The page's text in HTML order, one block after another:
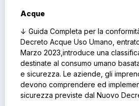
Acque
↓ Guida Completa per la
Decreto Acque Uso Umano,
Marzo 2023,introduce una
destinate al consumo umano
e sicurezza. Le aziende, gli
devono comprendere ed
sicurezza previste dal Nuovo